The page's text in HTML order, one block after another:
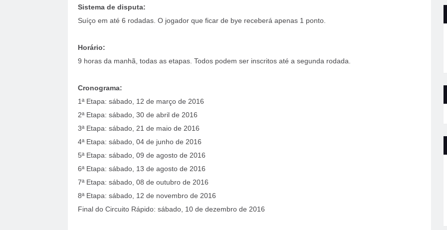
Sistema de disputa:
Suíço em até 6 rodadas. O jogador que ficar de bye receberá apenas 1 ponto.
Horário:
9 horas da manhã, todas as etapas. Todos podem ser inscritos até a segunda rodada.
Cronograma:
1ª Etapa: sábado, 12 de março de 2016
2ª Etapa: sábado, 30 de abril de 2016
3ª Etapa: sábado, 21 de maio de 2016
4ª Etapa: sábado, 04 de junho de 2016
5ª Etapa: sábado, 09 de agosto de 2016
6ª Etapa: sábado, 13 de agosto de 2016
7ª Etapa: sábado, 08 de outubro de 2016
8ª Etapa: sábado, 12 de novembro de 2016
Final do Circuito Rápido: sábado, 10 de dezembro de 2016